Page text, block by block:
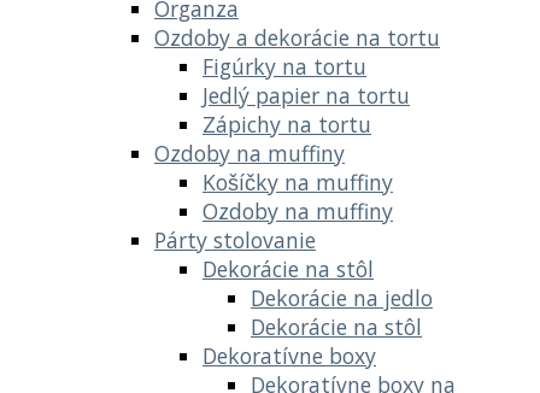
Organza
Ozdoby a dekorácie na tortu
Figúrky na tortu
Jedlý papier na tortu
Zápichy na tortu
Ozdoby na muffiny
Košíčky na muffiny
Ozdoby na muffiny
Párty stolovanie
Dekorácie na stôl
Dekorácie na jedlo
Dekorácie na stôl
Dekoratívne boxy
Dekoratívne boxy na